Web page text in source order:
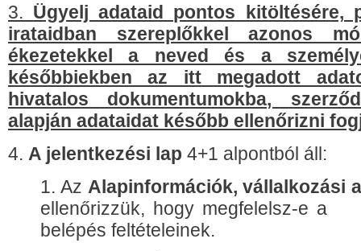
3. Ügyelj adataid pontos kitöltésére,
irataidban szereplőkkel azonos
ékezetekkel a neved és a
későbbiekben az itt megadott
hivatalos dokumentumokba,
alapján adataidat később ellenőrizni
4. A jelentkezési lap 4+1 alpontból áll:
1. Az Alapinformációk, vállalkozási
ellenőrizzük, hogy megfelelsz-e a
belépés feltételeinek.